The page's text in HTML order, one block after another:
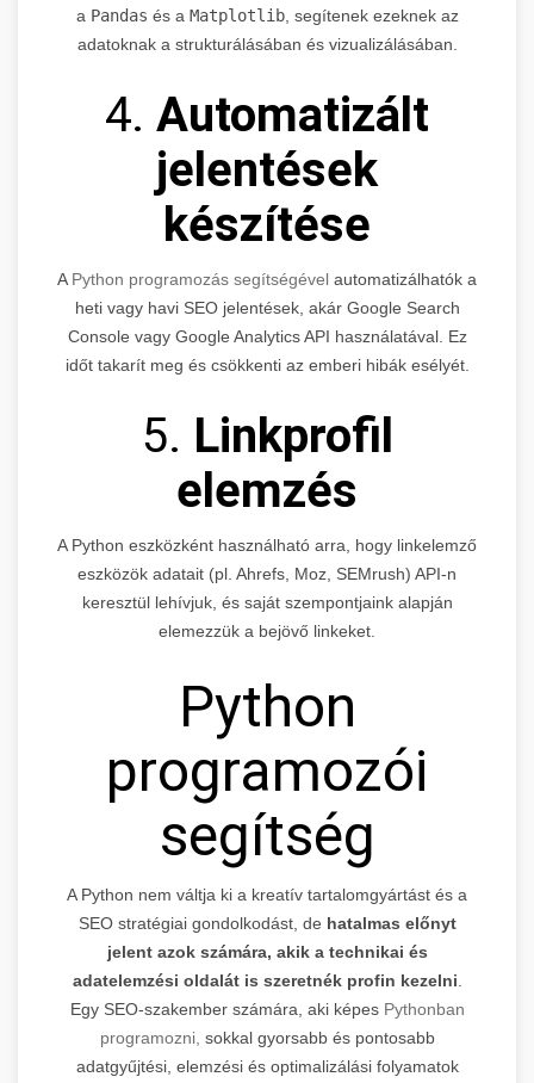
a Pandas és a Matplotlib, segítenek ezeknek az
adatoknak a strukturálásában és vizualizálásában.
4. Automatizált
jelentések
készítése
A Python programozás segítségével automatizálhatók a
heti vagy havi SEO jelentések, akár Google Search
Console vagy Google Analytics API használatával. Ez
időt takarít meg és csökkenti az emberi hibák esélyét.
5. Linkprofil
elemzés
A Python eszközként használható arra, hogy linkelemző
eszközök adatait (pl. Ahrefs, Moz, SEMrush) API-n
keresztül lehívjuk, és saját szempontjaink alapján
elemezzük a bejövő linkeket.
Python
programozói
segítség
A Python nem váltja ki a kreatív tartalomgyártást és a
SEO stratégiai gondolkodást, de hatalmas előnyt
jelent azok számára, akik a technikai és
adatelemzési oldalát is szeretnék profin kezelni
Egy SEO-szakember számára, aki képes Pythonban
programozni, sokkal gyorsabb és pontosabb
adatgyűjtési, elemzési és optimalizálási folyamatok